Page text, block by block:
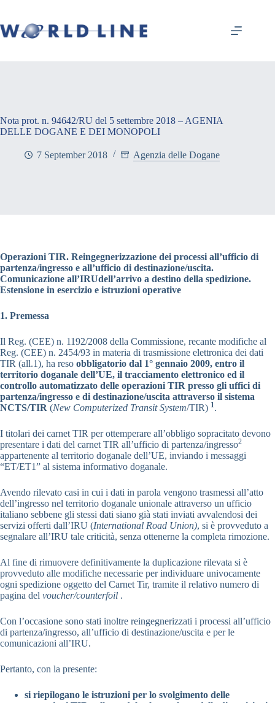
Nota prot. n. 94642/RU del 5 settembre 2018 – AGENIA
DELLE DOGANE E DEI MONOPOLI
7 September 2018 Agenzia delle Dogane
Operazioni TIR. Reingegnerizzazione dei processi all’ufficio di
partenza/ingresso e all’ufficio di destinazione/uscita.
Comunicazione all’IRUdell’arrivo a destino della spedizione.
Estensione in esercizio e istruzioni operative
1. Premessa
Il Reg. (CEE) n. 1192/2008 della Commissione, recante modifiche al
Reg. (CEE) n. 2454/93 in materia di trasmissione elettronica dei dati
TIR (all.1), ha reso obbligatorio dal 1° gennaio 2009, entro il
territorio doganale dell’UE, il tracciamento elettronico ed il
controllo automatizzato delle operazioni TIR presso gli uffici di
partenza/ingresso e di destinazione/uscita attraverso il sistema
NCTS/TIR (New Computerized Transit System/TIR) 1.
I titolari dei carnet TIR per ottemperare all’obbligo sopracitato devono
presentare i dati del carnet TIR all’ufficio di partenza/ingresso2
appartenente al territorio doganale dell’UE, inviando i messaggi
“ET/ET1” al sistema informativo doganale.
Avendo rilevato casi in cui i dati in parola vengono trasmessi all’atto
dell’ingresso nel territorio doganale unionale attraverso un ufficio
italiano sebbene gli stessi dati siano già stati inviati avvalendosi dei
servizi offerti dall’IRU (International Road Union), si è provveduto a
segnalare all’IRU tale criticità, senza ottenerne la completa rimozione.
Al fine di rimuovere definitivamente la duplicazione rilevata si è
provveduto alle modifiche necessarie per individuare univocamente
ogni spedizione oggetto del Carnet Tir, tramite il relativo numero di
pagina del voucher/counterfoil .
Con l’occasione sono stati inoltre reingegnerizzati i processi all’ufficio
di partenza/ingresso, all’ufficio di destinazione/uscita e per le
comunicazioni all’IRU.
Pertanto, con la presente:
si riepilogano le istruzioni per lo svolgimento delle